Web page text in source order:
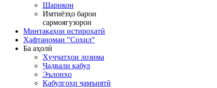
Шарикон
Имтиёзҳо барои
сармоягузорон
Минтақаҳои истироҳатӣ
Ҳафтаномаи "Соҳил"
Ба аҳолӣ
Ҳуҷҷатҳои лозима
Ҷадвали қабул
Эълонҳо
Қабулгоҳи ҷамъиятӣ